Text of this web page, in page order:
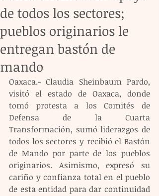
de todos los sectores;
pueblos originarios le
entregan bastón de
mando
Oaxaca.- Claudia Sheinbaum Pardo,
visitó el estado de Oaxaca, donde
tomó protesta a los Comités de
Defensa de la Cuarta
Transformación, sumó liderazgos de
todos los sectores y recibió el Bastón
de Mando por parte de los pueblos
originarios. Asimismo, expresó su
cariño y confianza total en el pueblo
de esta entidad para dar continuidad